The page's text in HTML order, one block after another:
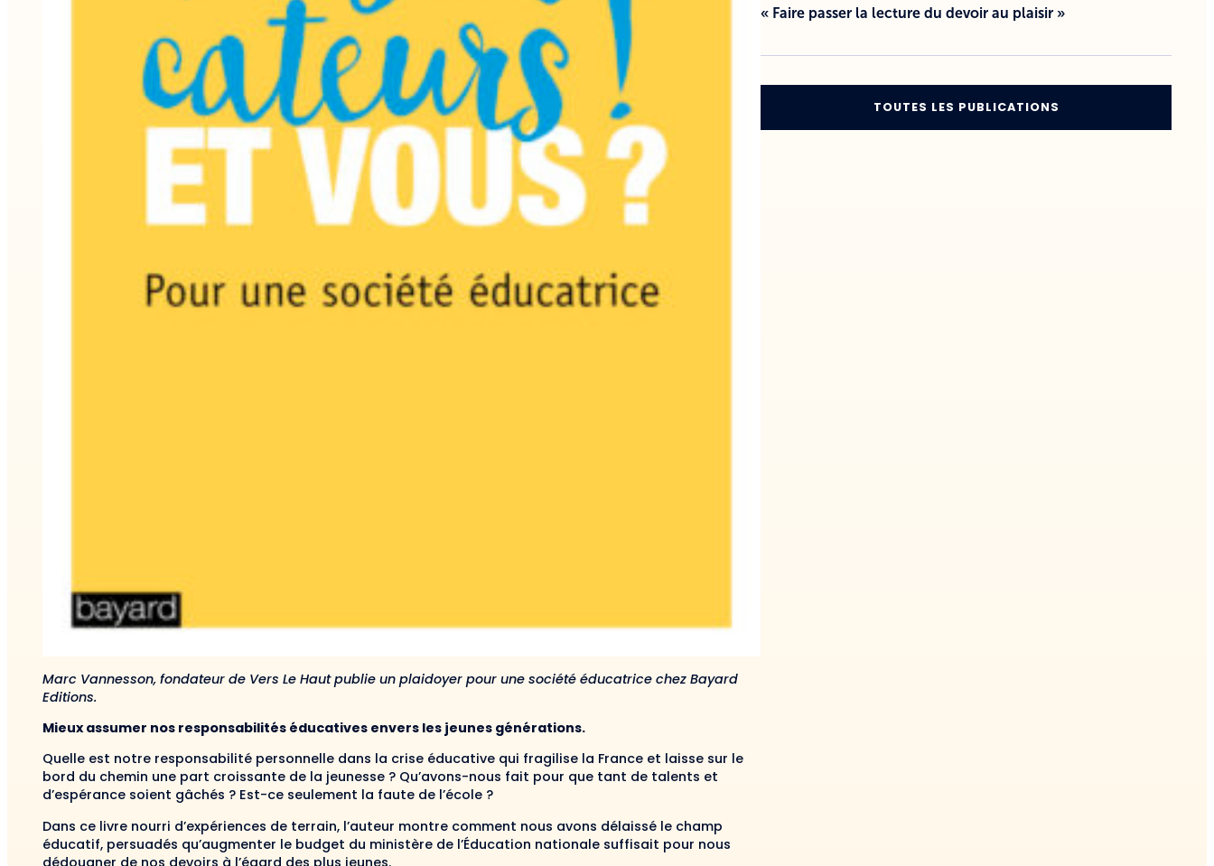
Marc Vannesson, fondateur de Vers Le Haut publie un plaidoyer pour une société éducatrice chez Bayard
Editions.
Mieux assumer nos responsabilités éducatives envers les jeunes générations.
Quelle est notre responsabilité personnelle dans la crise éducative qui fragilise la France et laisse sur le
bord du chemin une part croissante de la jeunesse ? Qu’avons-nous fait pour que tant de talents et
d’espérance soient gâchés ? Est-ce seulement la faute de l’école ?
Dans ce livre nourri d’expériences de terrain, l’auteur montre comment nous avons délaissé le champ
éducatif, persuadés qu’augmenter le budget du ministère de l’Éducation nationale suffisait pour nous
dédouaner de nos devoirs à l’égard des plus jeunes.
« Faire passer la lecture du devoir au plaisir »
TOUTES LES PUBLICATIONS